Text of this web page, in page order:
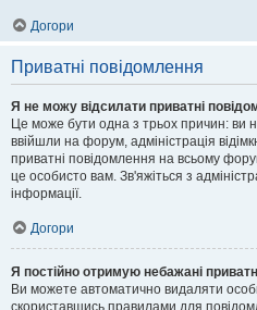
Догори
Приватні повідомлення
Я не можу відсилати приватні
Це може бути одна з трьох причин: ви
ввійшли на форум, адміністрація
приватні повідомлення на всьому
це особисто вам. Зв'яжіться з
інформації.
Догори
Я постійно отримую небажані
Ви можете автоматично видаляти
скориставшись правилами для